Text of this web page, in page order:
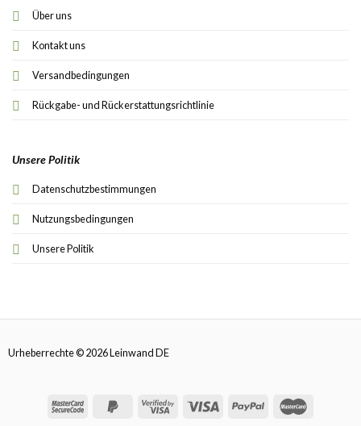
Über uns
Kontakt uns
Versandbedingungen
Rückgabe- und Rückerstattungsrichtlinie
Unsere Politik
Datenschutzbestimmungen
Nutzungsbedingungen
Unsere Politik
Urheberrechte © 2026 Leinwand DE